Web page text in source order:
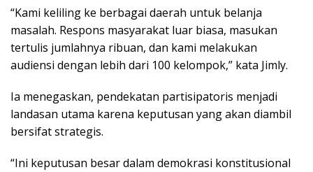
“Kami keliling ke berbagai daerah untuk belanja
masalah. Respons masyarakat luar biasa, masukan
tertulis jumlahnya ribuan, dan kami melakukan
audiensi dengan lebih dari 100 kelompok,” kata Jimly.
Ia menegaskan, pendekatan partisipatoris menjadi
landasan utama karena keputusan yang akan diambil
bersifat strategis.
“Ini keputusan besar dalam demokrasi konstitusional